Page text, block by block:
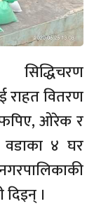
सिद्धिचरण
राहत वितरण
ओरेक र
वडाका ४ घर
।